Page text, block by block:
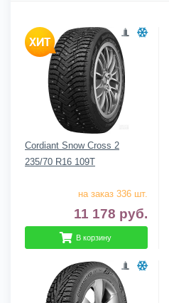
Cordiant Snow Cross 2
235/70 R16 109T
на заказ 336 шт.
11 178 руб.
В корзину